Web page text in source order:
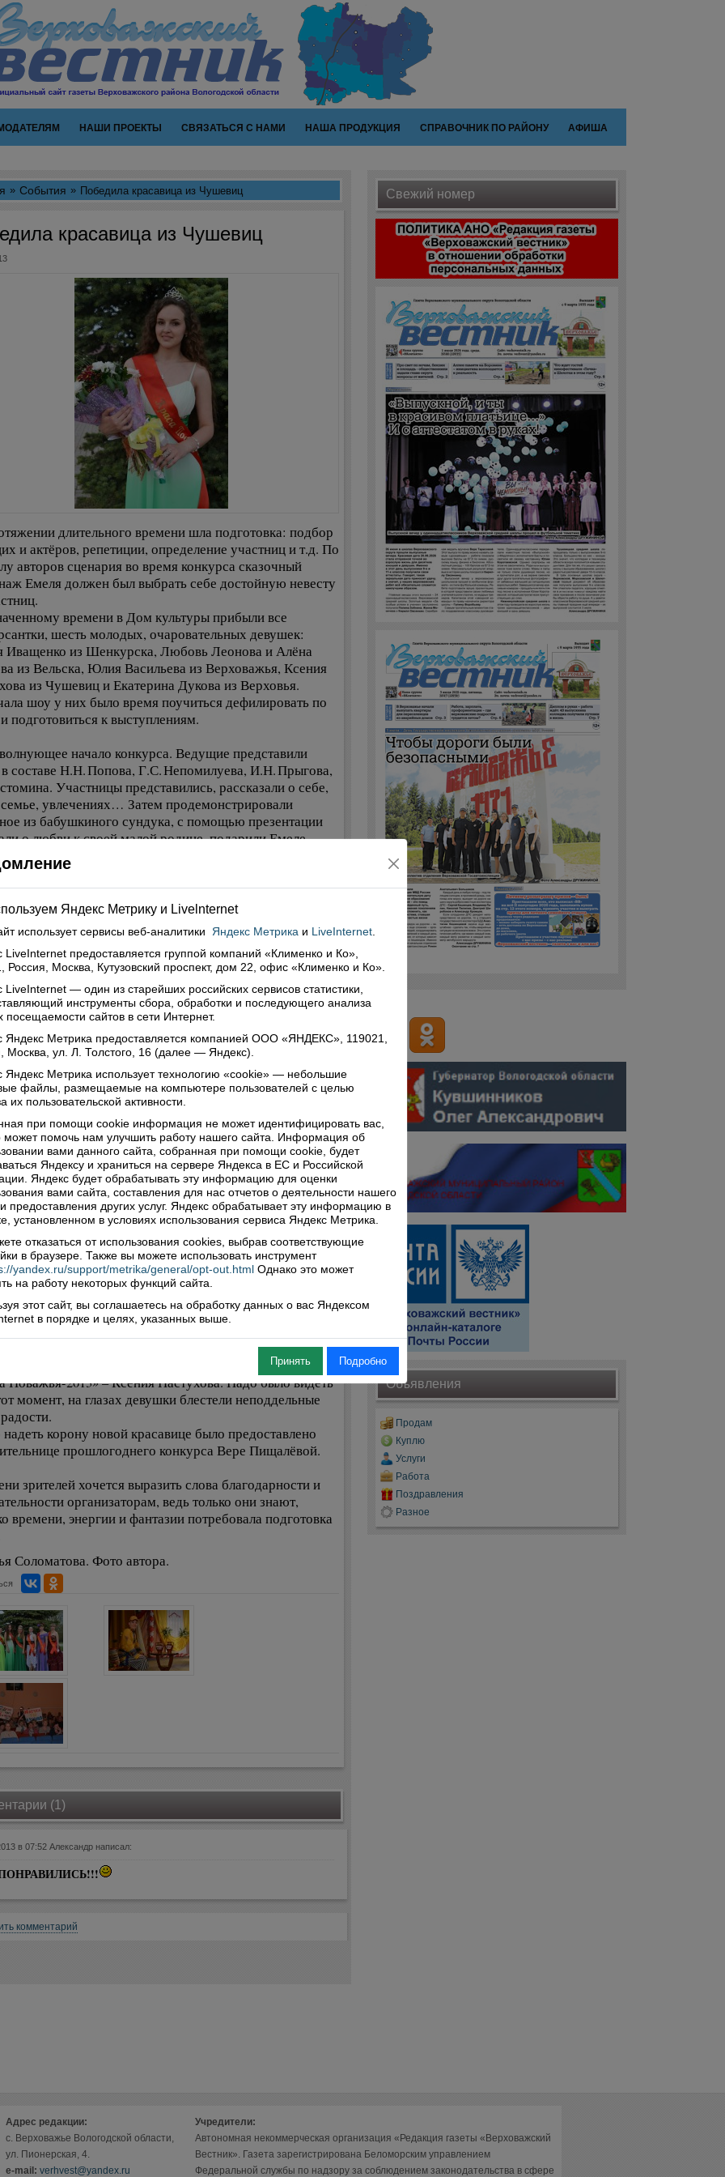
НАШИ ПРОЕКТЫ СВЯЗАТЬСЯ С НАМИ НАША ПРОДУКЦИЯ СПРАВОЧНИК ПО РАЙОНУ АФИША
События Победила красавица из Чушевиц
красавица из Чушевиц
длительного времени шла подготовка: подбор
и актёров, репетиции, определение участниц и т.д. По
авторов сценария во время конкурса сказочный
Емеля должен был выбрать себе достойную невесту
времени в Дом культуры прибыли все
шесть молодых, очаровательных девушек:
Иващенко из Шенкурска, Любовь Леонова и Алёна
из Вельска, Юлия Васильева из Верховажья, Ксения
из Чушевиц и Екатерина Дукова из Верховья.
шоу у них было время поучиться дефилировать по
подготовиться к выступлениям.
начало конкурса. Ведущие представили
составе Н.Н. Попова, Г.С. Непомилуева, И.Н. Прыгова,
Участницы представились, рассказали о себе,
увлечениях… Затем продемонстрировали
из бабушкиного сундука, с помощью презентации
о любви к своей малой родине, подарили Емеле
подарок.
«Я — стряпуха» был домашним заданием: девушки
готовили оригинальное блюдо. Например, Юлия
на суд зрителей и жюри фаршированную щуку,
Екатерина – оригинальный салат, Алёна – пирог-
а Ксения с помощью современной техники,
хлебопечки и соковыжималки, сразу три блюда,
сердца членов жюри.
под названием «Девка-огонь» участницы
свои способности в мире пения, танца,
слова… За таланты все получили одинаковое
баллов.
самым ярким, красочным и эмоциональным было
в вечерних платьях. Девушки грациозно двигались по
показав всю свою стать, красоту и обаяние. Каждый их
бурными аплодисментами
зрителей и кричалками «болельщиков-
из групп поддержки. А зрителям предоставили право
свои голоса-сердечки за наиболее понравившуюся
Приз зрительских симпатий завоевала Юлия
изрядно потрудиться, ведь выбрать самую-
ох как нелегко. Но конкурс есть конкурс, и
была названа. Ни одна девушка не осталась
и была награждена за победу в той или иной
Алёна Тяжлова стала «Мисс Улыбкой», Мария
Любовь Леонова – «Мисс Талантом», Юлия
– «Мисс Очарованием». А обладательницей титула
Поважья-2013» – Ксения Пастухова. Надо было видеть
момент, на глазах девушки блестели неподдельные
корону новой красавице было предоставлено
прошлогоднего конкурса Вере Пищалёвой.
зрителей хочется выразить слова благодарности и
организаторам, ведь только они знают,
времени, энергии и фантазии потребовала подготовка
Соломатова. Фото автора.
(1)
в 07:52 Александр написал:
комментарий
Свежий номер
Объявления
Продам
Куплю
Услуги
Работа
Поздравления
Разное
Адрес редакции:
с. Верховажье Вологодской области,
ул. Пионерская, 4.
е-mail: verhvest@yandex.ru
Учредители:
Автономная некоммерческая организация «Редакция газеты «Верховажский
Вестник». Газета зарегистрирована Беломорским управлением
Федеральной службы по надзору за соблюдением законодательства в сфере
Яндекс Метрику и Livelnternet
использует сервисы веб-аналитики Яндекс Метрика и LiveInternet
LiveInternet предоставляется группой компаний «Клименко и Ко»,
Россия, Москва, Кутузовский проспект, дом 22, офис «Клименко и Ко».
LiveInternet — один из старейших российских сервисов статистики,
инструменты сбора, обработки и последующего анализа
посещаемости сайтов в сети Интернет.
Яндекс Метрика предоставляется компанией ООО «ЯНДЕКС», 119021,
Москва, ул. Л. Толстого, 16 (далее — Яндекс).
Яндекс Метрика использует технологию «cookie» — небольшие
файлы, размещаемые на компьютере пользователей с целью
их пользовательской активности.
при помощи cookie информация не может идентифицировать вас,
может помочь нам улучшить работу нашего сайта. Информация об
вами данного сайта, собранная при помощи cookie, будет
Яндексу и храниться на сервере Яндекса в ЕС и Российской
Яндекс будет обрабатывать эту информацию для оценки
вами сайта, составления для нас отчетов о деятельности нашего
предоставления других услуг. Яндекс обрабатывает эту информацию в
установленном в условиях использования сервиса Яндекс Метрика.
отказаться от использования cookies, выбрав соответствующие
в браузере. Также вы можете использовать инструмент
yandex.ru/support/metrika/general/opt-out.html Однако это может
на работу некоторых функций сайта.
этот сайт, вы соглашаетесь на обработку данных о вас Яндексом
в порядке и целях, указанных выше.
Принять Подробно